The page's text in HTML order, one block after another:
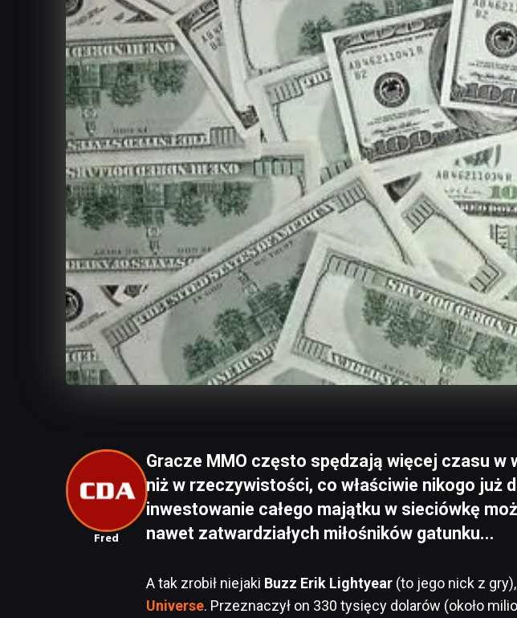
Fred
Gracze MMO często spędzają więcej czasu w
niż w rzeczywistości, co właściwie nikogo już
inwestowanie całego majątku w sieciówkę
nawet zatwardziałych miłośników gatunku...
A tak zrobił niejaki Buzz Erik Lightyear (to jego nick z
Universe. Przeznaczył on 330 tysięcy dolarów (około